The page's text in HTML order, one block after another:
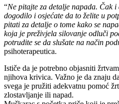
“Ne pitajte za detalje napada. Čak i
dogodilo i osjećate da to želite u
pitati za detalje o tome kako se
koja je preživjela silovanje odluči
potrudite se da slušate na način
psihoterapeutica.
Ističe da je potrebno objasniti
njihova krivica. Važno je da znaju
svega je pružiti adekvatnu pomoć
zlostavljanje ili napad.